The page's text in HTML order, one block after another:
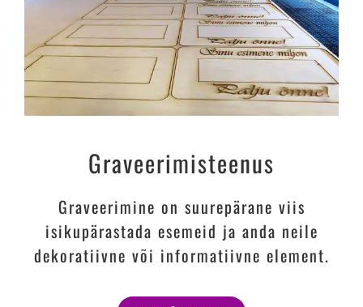
Graveerimisteenus
Graveerimine on suurepärane viis
isikupärastada esemeid ja anda neile
dekoratiivne või informatiivne element.